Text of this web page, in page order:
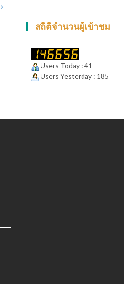
สถิติจำนวนผู้เข้าชม
Users Today : 41
Users Yesterday : 185